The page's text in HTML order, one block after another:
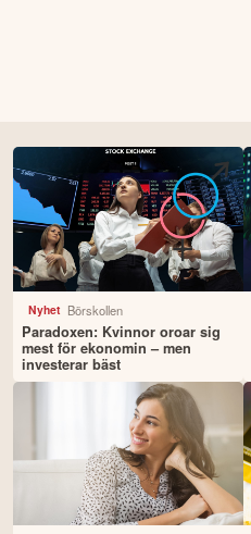
Nyhet Börskollen
Paradoxen: Kvinnor oroar sig
mest för ekonomin – men
investerar bäst